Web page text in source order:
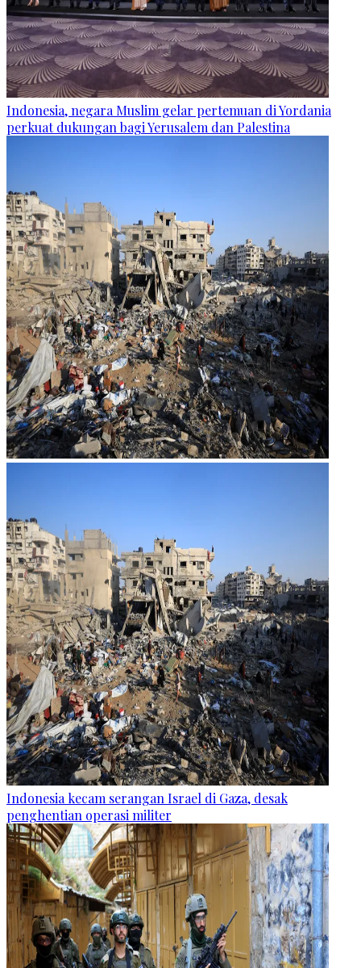
Indonesia, negara Muslim gelar pertemuan di Yordania
perkuat dukungan bagi Yerusalem dan Palestina
Indonesia kecam serangan Israel di Gaza, desak
penghentian operasi militer